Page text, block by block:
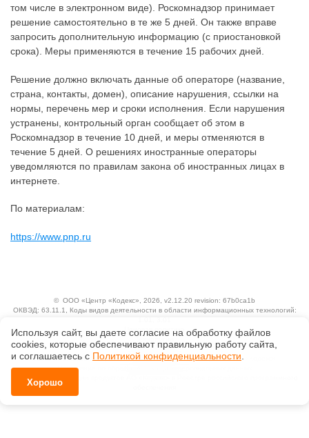
том числе в электронном виде). Роскомнадзор принимает
решение самостоятельно в те же 5 дней. Он также вправе
запросить дополнительную информацию (с приостановкой
срока). Меры применяются в течение 15 рабочих дней.
Решение должно включать данные об операторе (название,
страна, контакты, домен), описание нарушения, ссылки на
нормы, перечень мер и сроки исполнения. Если нарушения
устранены, контрольный орган сообщает об этом в
Роскомнадзор в течение 10 дней, и меры отменяются в
течение 5 дней. О решениях иностранные операторы
уведомляются по правилам закона об иностранных лицах в
интернете.
По материалам:
https://www.pnp.ru
© ООО «Центр «Кодекс» , 2026, v2.12.20 revision: 67b0ca1b
ОКВЭД: 63.11.1, Коды видов деятельности в области информационных технологий:
Исключительные авторские и смежные права принадлежат АО «Кодекс».
Положение по обработке и защите персональных данных
Справка о регистрации продуктов АО «Кодекс» в Реестре российского программного
Используя сайт, вы даете согласие на обработку файлов
сооkiеs, которые обеспечивают правильную работу сайта,
и соглашаетесь с Политикой конфиденциальности
Хорошо